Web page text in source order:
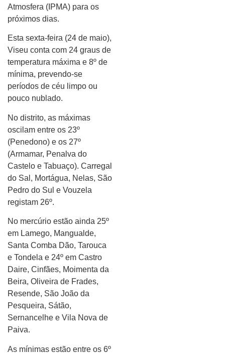
Atmosfera (IPMA) para os
próximos dias.
Esta sexta-feira (24 de maio),
Viseu conta com 24 graus de
temperatura máxima e 8º de
mínima, prevendo-se
períodos de céu limpo ou
pouco nublado.
No distrito, as máximas
oscilam entre os 23º
(Penedono) e os 27º
(Armamar, Penalva do
Castelo e Tabuaço). Carregal
do Sal, Mortágua, Nelas, São
Pedro do Sul e Vouzela
registam 26º.
No mercúrio estão ainda 25º
em Lamego, Mangualde,
Santa Comba Dão, Tarouca
e Tondela e 24º em Castro
Daire, Cinfães, Moimenta da
Beira, Oliveira de Frades,
Resende, São João da
Pesqueira, Sátão,
Sernancelhe e Vila Nova de
Paiva.
As mínimas estão entre os 6º